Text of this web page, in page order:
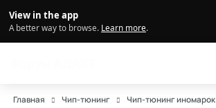
View in the app
A better way to browse. Learn more.
Главная Чип-тюнинг Чип-тюнинг иномарок